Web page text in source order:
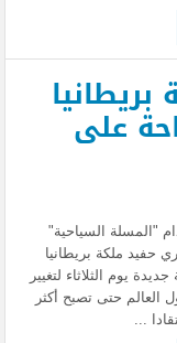
على
السياحية"
حفيد ملكة بريطانيا
يوم الثلاثاء لتغيير
العالم حتى تصبح أكثر
...